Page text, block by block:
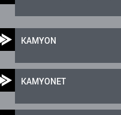
KAMYON
KAMYONET